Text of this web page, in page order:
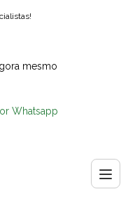
mesmo
Whatsapp